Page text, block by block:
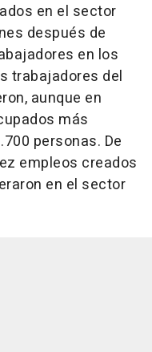
en el sector
después de
en los
trabajadores del
aunque en
más
personas. De
empleos creados
en el sector